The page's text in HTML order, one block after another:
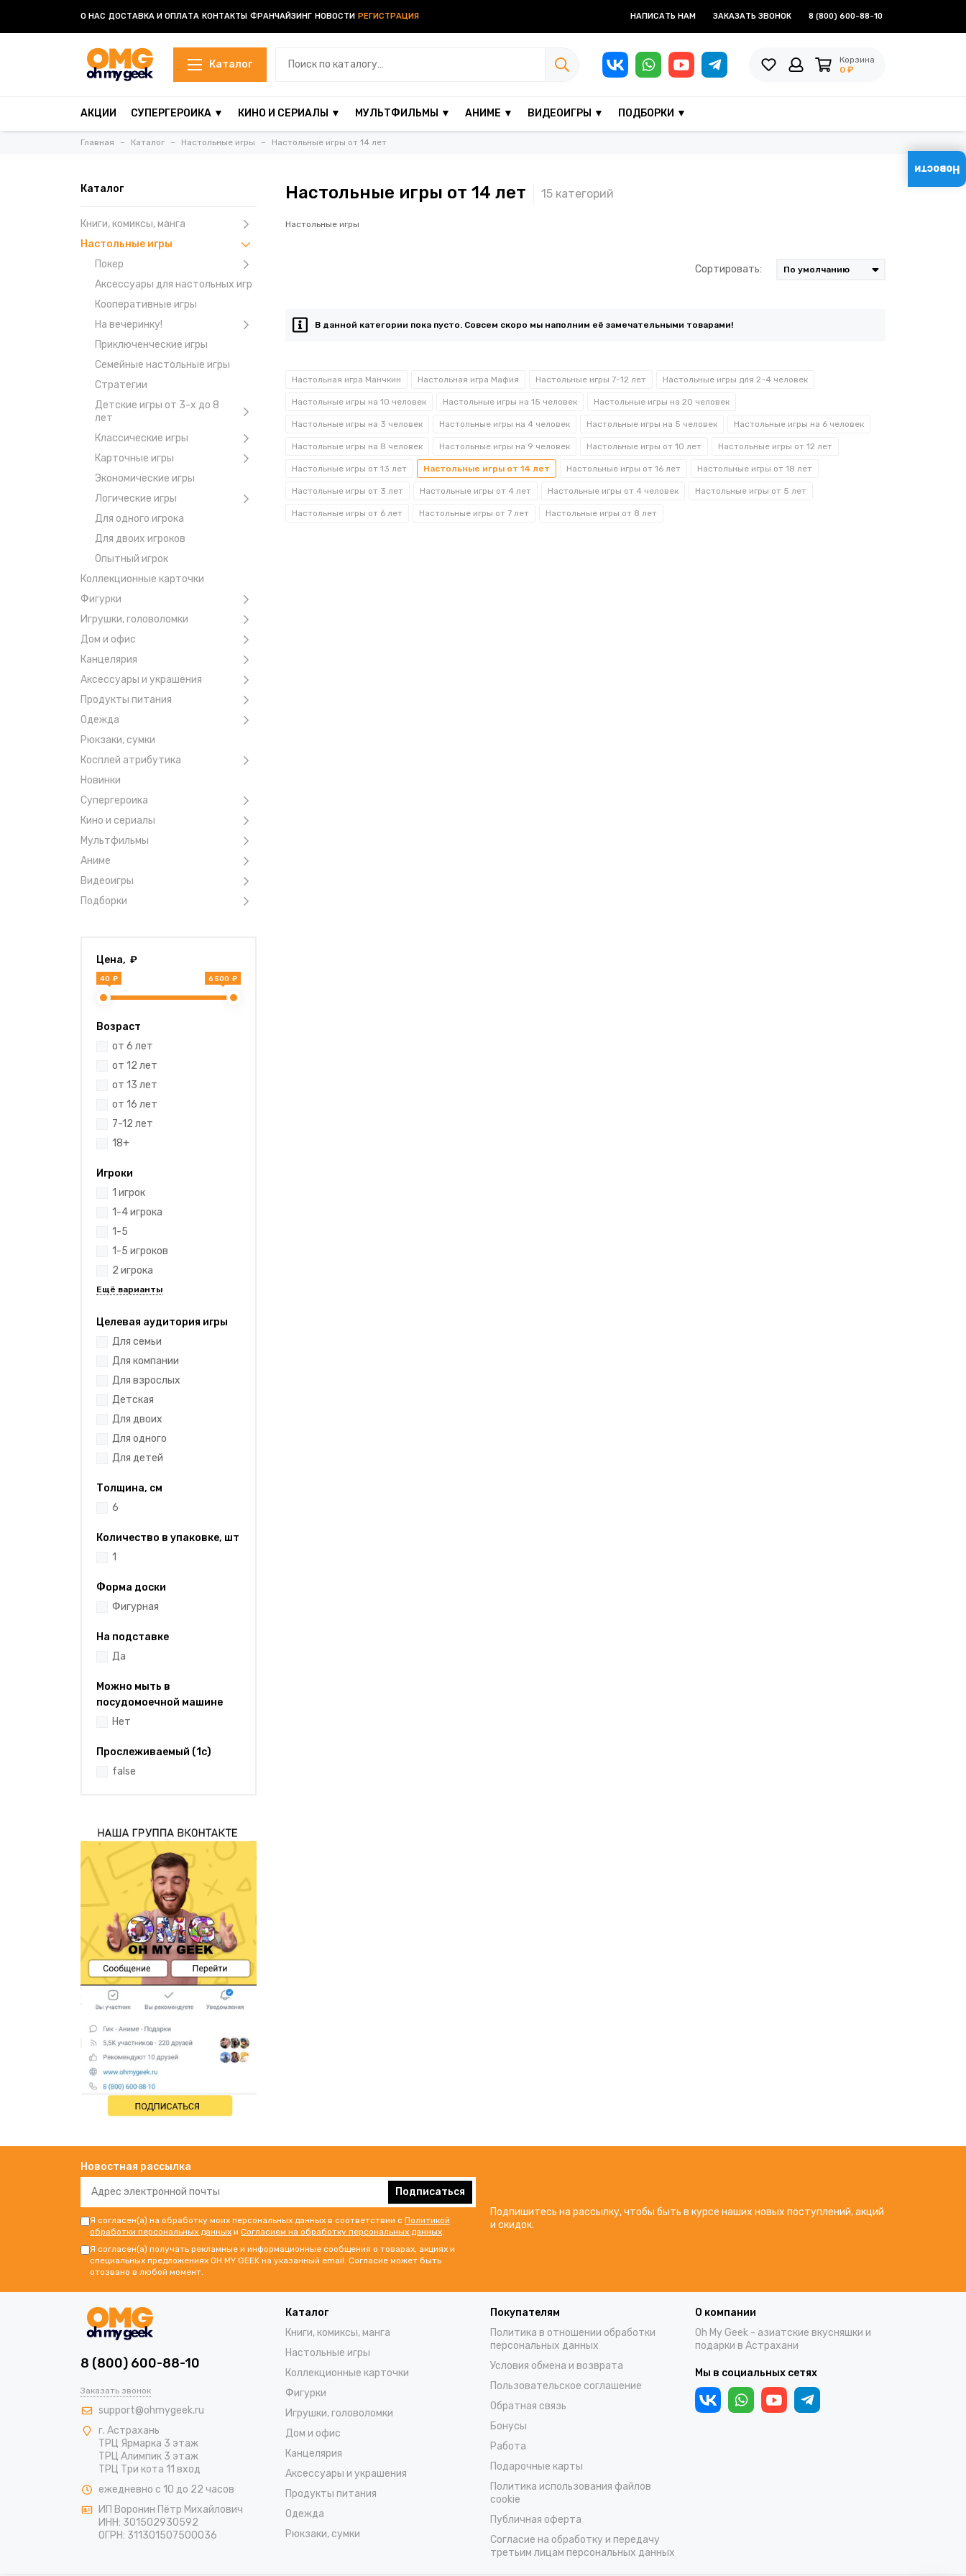
О НАС ДОСТАВКА И ОПЛАТА КОНТАКТЫ ФРАНЧАЙЗИНГ РЕГИСТРАЦИЯ
НОВОСТИ НАПИСАТЬ НАМ ЗАКАЗАТЬ ЗВОНОК 8 (800) 600-88-10
Каталог
Корзина
0 ₽
АКЦИИ СУПЕРГЕРОИКА ▼ КИНО И СЕРИАЛЫ ▼ МУЛЬТФИЛЬМЫ ▼ АНИМЕ ▼ ВИДЕОИГРЫ ▼ ПОДБОРКИ ▼
Главная Каталог Настольные игры Настольные игры от 14 лет
Каталог
Книги, комиксы, манга
Настольные игры
Покер
Аксессуары для настольных игр
Кооперативные игры
На вечеринку!
Приключенческие игры
Семейные настольные игры
Стратегии
Детские игры от 3-х до 8
лет
Классические игры
Карточные игры
Экономические игры
Логические игры
Для одного игрока
Для двоих игроков
Опытный игрок
Коллекционные карточки
Фигурки
Игрушки, головоломки
Дом и офис
Канцелярия
Аксессуары и украшения
Продукты питания
Одежда
Рюкзаки, сумки
Косплей атрибутика
Новинки
Супергероика
Кино и сериалы
Мультфильмы
Аниме
Видеоигры
Подборки
Цена, ₽
40 ₽ 6 500 ₽
Возраст
от 6 лет
от 12 лет
от 13 лет
от 16 лет
7-12 лет
18+
Игроки
1 игрок
1-4 игрока
1-5
1-5 игроков
2 игрока
Целевая аудитория игры
Для семьи
Для компании
Для взрослых
Детская
Для двоих
Для одного
Для детей
Толщина, см
6
Количество в упаковке, шт
1
Форма доски
Фигурная
На подставке
Да
Можно мыть в
посудомоечной машине
Нет
Прослеживаемый (1с)
false
Настольные игры от 14 лет
Настольные игры
Сортировать:
В данной категории пока пусто. Совсем скоро мы наполним её замечательными товарами!
Настольная игра Манчкин Настольная игра Мафия Настольные игры 7-12 лет Настольные игры для 2-4 человек
Настольные игры на 10 человек Настольные игры на 15 человек Настольные игры на 20 человек
Настольные игры на 3 человек Настольные игры на 4 человек Настольные игры на 5 человек Настольные игры на 6 человек
Настольные игры на 8 человек Настольные игры на 9 человек Настольные игры от 10 лет Настольные игры от 12 лет
Настольные игры от 13 лет Настольные игры от 14 лет Настольные игры от 16 лет Настольные игры от 18 лет
Настольные игры от 3 лет Настольные игры от 4 лет Настольные игры от 4 человек Настольные игры от 5 лет
Настольные игры от 6 лет Настольные игры от 7 лет Настольные игры от 8 лет
Новостная рассылка
Подписаться
Я согласен(а) на обработку моих персональных данных в соответствии с Политикой
обработки персональных данных и Согласием на обработку персональных данных
Я согласен(а) получать рекламные и информационные сообщения о товарах, акциях и
специальных предложениях OH MY GEEK на указанный email. Согласие может быть
отозвано в любой момент.
Подпишитесь на рассылку, чтобы быть в курсе наших новых поступлений, акций
и скидок.
8 (800) 600-88-10
Заказать звонок
support@ohmygeek.ru
г. Астрахань
ТРЦ Ярмарка 3 этаж
ТРЦ Алимпик 3 этаж
ТРЦ Три кота 11 вход
ежедневно с 10 до 22 часов
ИП Воронин Пётр Михайлович
ИНН: 301502930592
ОГРН: 311301507500036
Каталог
Книги, комиксы, манга
Настольные игры
Коллекционные карточки
Фигурки
Игрушки, головоломки
Дом и офис
Канцелярия
Аксессуары и украшения
Продукты питания
Одежда
Рюкзаки, сумки
Покупателям
Политика в отношении обработки
персональных данных
Условия обмена и возврата
Пользовательское соглашение
Обратная связь
Бонусы
Работа
Подарочные карты
Политика использования файлов
cookie
Публичная оферта
Согласие на обработку и передачу
третьим лицам персональных данных
О компании
Oh My Geek - азиатские вкусняшки и
подарки в Астрахани
Мы в социальных сетях
Новости